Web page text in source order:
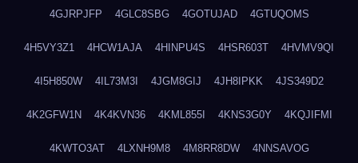
4GJRPJFP 4GLC8SBG 4GOTUJAD 4GTUQOMS
4H5VY3Z1 4HCW1AJA 4HINPU4S 4HSR603T 4HVMV9QI
4I5H850W 4IL73M3I 4JGM8GIJ 4JH8IPKK 4JS349D2
4K2GFW1N 4K4KVN36 4KML855I 4KNS3G0Y 4KQJIFMI
4KWTO3AT 4LXNH9M8 4M8RR8DW 4NNSAVOG